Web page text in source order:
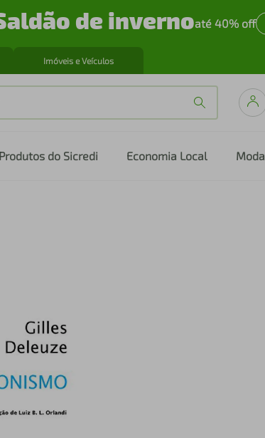
de invernoaté 40% off
Imóveis e Veículos
Produtos do Sicredi Economia Local Moda